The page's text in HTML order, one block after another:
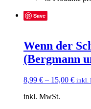
Save
Wenn der
(Bergmann
8,99 € – 15,00 € inkl.
inkl. MwSt.